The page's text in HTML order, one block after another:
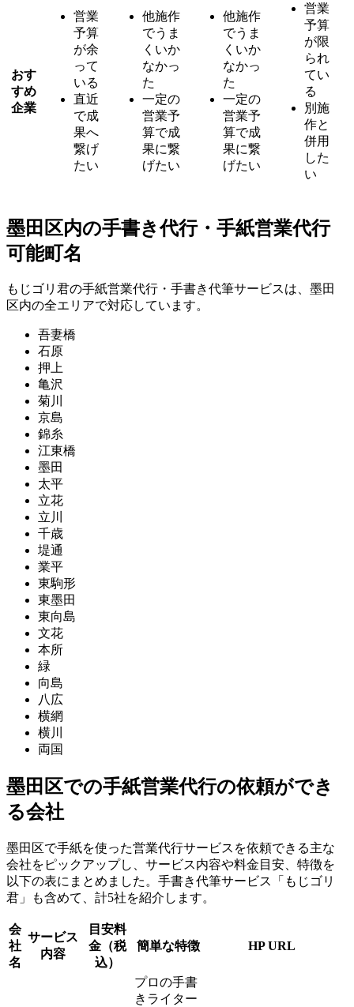
おす
すめ
企業
営業
予算
が余
って
いる
直近
で成
果へ
繋げ
たい
他施作
でうま
くいか
なかっ
た
一定の
営業予
算で成
果に繋
げたい
他施作
でうま
くいか
なかっ
た
一定の
営業予
算で成
果に繋
げたい
営業
予算
が限
られ
てい
る
別施
作と
併用
した
い
墨田区内の手書き代行・手紙営業代行
可能町名
もじゴリ君の手紙営業代行・手書き代筆サービスは、墨田
区内の全エリアで対応しています。
吾妻橋
石原
押上
亀沢
菊川
京島
錦糸
江東橋
墨田
太平
立花
立川
千歳
堤通
業平
東駒形
東墨田
東向島
文花
本所
緑
向島
八広
横網
横川
両国
墨田区での手紙営業代行の依頼ができ
る会社
墨田区で手紙を使った営業代行サービスを依頼できる主な
会社をピックアップし、サービス内容や料金目安、特徴を
以下の表にまとめました。手書き代筆サービス「もじゴリ
君」も含めて、計5社を紹介します。
会
社
名
サービス
内容
目安料
金（税
込）
簡単な特徴 HP URL
プロの手書
きライター